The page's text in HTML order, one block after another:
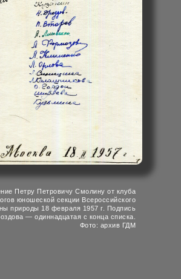
Петру Петровичу Смолину от клуба
юношеской секции Всероссийского
природы 18 февраля 1957 г. Подпись
— одиннадцатая с конца списка.
Фото: архив ГДМ